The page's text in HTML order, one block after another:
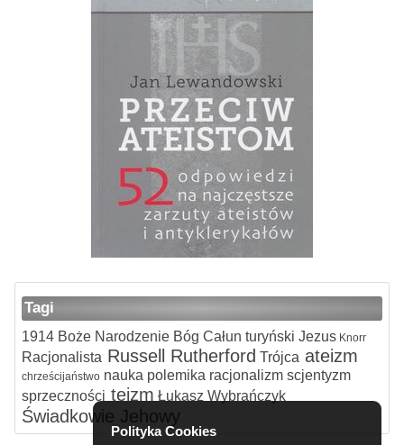
Tagi
1914Boże NarodzenieBóg Całun turyński JezusKnorr
Racjonalista Russell Rutherford Trójca ateizm
chrześcijaństwonauka polemika racjonalizmscjentyzm
sprzeczności teizm Łukasz Wybrańczyk
Świadkowie Jehowy
Polityka Cookies